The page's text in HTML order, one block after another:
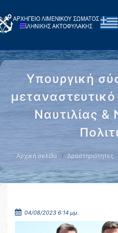
Υπουργική
Ναυτιλίας &
Αρχική σελίδα Δραστηριότητες
04/08/2023 6:14 μμ.